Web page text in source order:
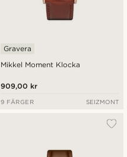
Mikkel Moment Klocka
Gravera
909,00 kr
9 FÄRGER SEIZMONT